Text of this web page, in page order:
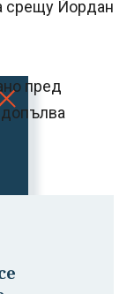
срещу Йордан
пред